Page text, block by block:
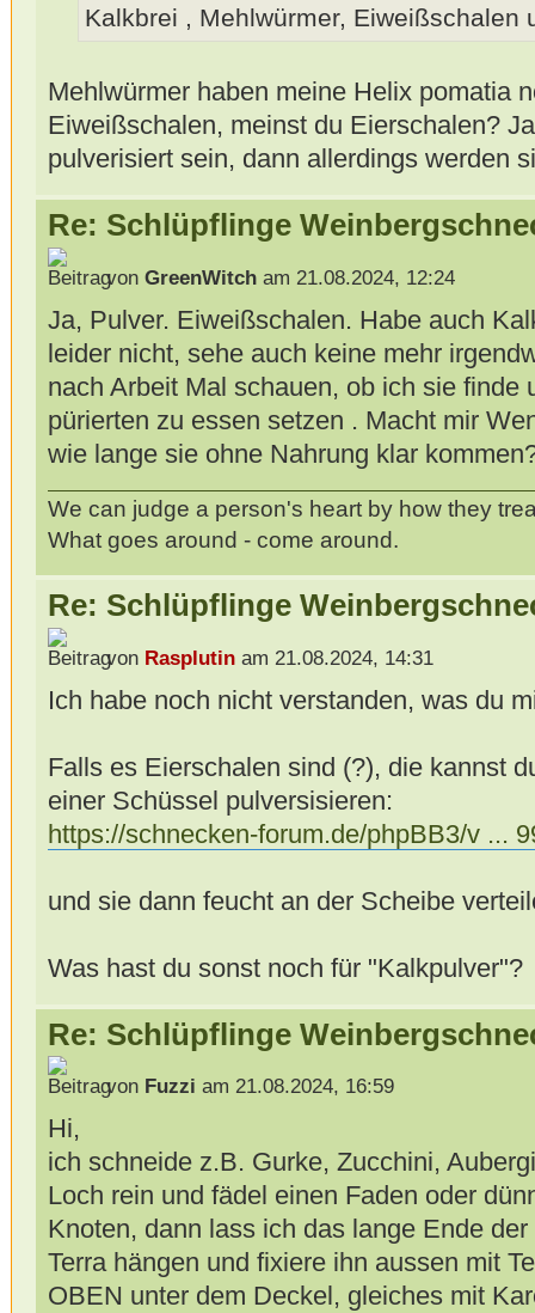
Kalkbrei , Mehlwürmer, Eiweißschalen
Mehlwürmer haben meine Helix pomatia
Eiweißschalen, meinst du Eierschalen?
pulverisiert sein, dann allerdings werden
Re: Schlüpflinge
von GreenWitcham 21.08.2024, 12:24
Ja, Pulver. Eiweißschalen. Habe auch
leider nicht, sehe auch keine mehr
nach Arbeit Mal schauen, ob ich sie finde
pürierten zu essen setzen . Macht mir
wie lange sie ohne Nahrung klar
We can judge a person's heart by how they
What goes around - come around.
Re: Schlüpflinge
von Rasplutinam 21.08.2024, 14:31
Ich habe noch nicht verstanden, was du
Falls es Eierschalen sind (?), die kannst
einer Schüssel pulversisieren:
https://schnecken-forum.de/phpBB3/v ...
und sie dann feucht an der Scheibe
Was hast du sonst noch für "Kalkpulver"?
Re: Schlüpflinge
von Fuzzi am 21.08.2024, 16:59
Hi,
ich schneide z.B. Gurke, Zucchini,
Loch rein und fädel einen Faden oder
Knoten, dann lass ich das lange Ende
Terra hängen und fixiere ihn aussen mit
OBEN unter dem Deckel, gleiches mit